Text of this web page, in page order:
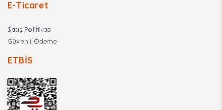
E-Ticaret
Satış Politikası
Güvenli Ödeme
ETBİS